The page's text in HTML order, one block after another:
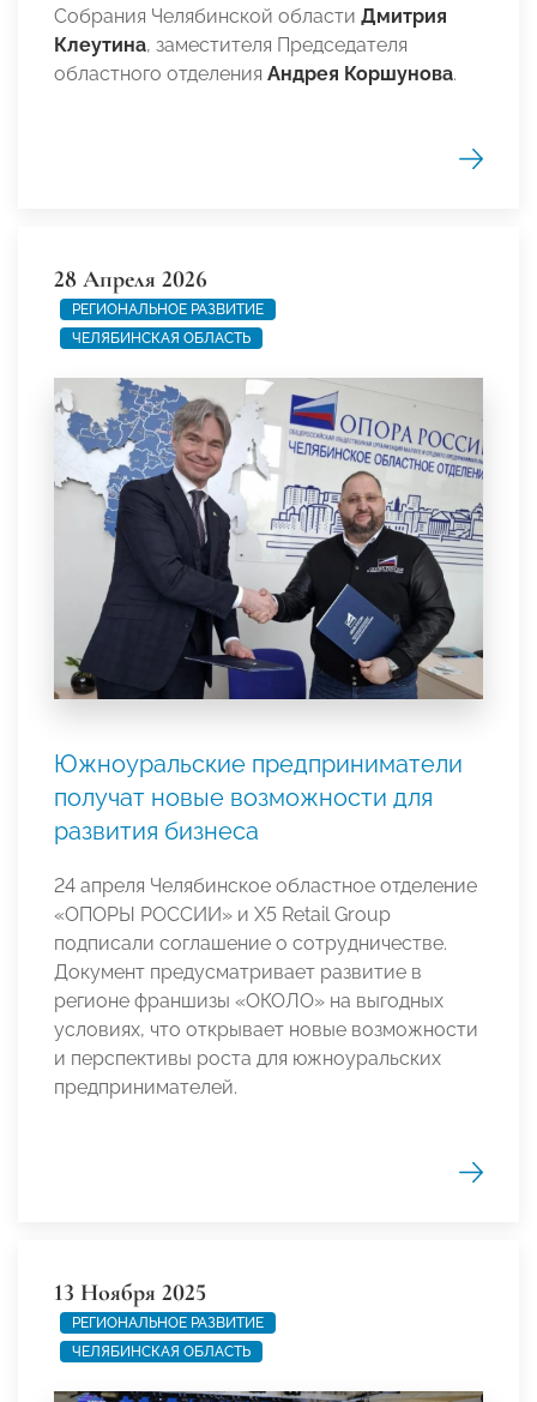
Собрания Челябинской области Дмитрия
Клеутина, заместителя Председателя
областного отделения Андрея Коршунова.
28 Апреля 2026
РЕГИОНАЛЬНОЕ РАЗВИТИЕ
ЧЕЛЯБИНСКАЯ ОБЛАСТЬ
Южноуральские предприниматели
получат новые возможности для
развития бизнеса
24 апреля Челябинское областное отделение
«ОПОРЫ РОССИИ» и X5 Retail Group
подписали соглашение о сотрудничестве.
Документ предусматривает развитие в
регионе франшизы «ОКОЛО» на выгодных
условиях, что открывает новые возможности
и перспективы роста для южноуральских
предпринимателей.
13 Ноября 2025
РЕГИОНАЛЬНОЕ РАЗВИТИЕ
ЧЕЛЯБИНСКАЯ ОБЛАСТЬ